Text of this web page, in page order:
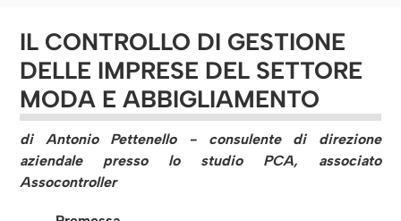
IL CONTROLLO DI GESTIONE
DELLE IMPRESE DEL SETTORE
MODA E ABBIGLIAMENTO
di Antonio Pettenello - consulente di direzione
aziendale presso lo studio PCA, associato
Assocontroller